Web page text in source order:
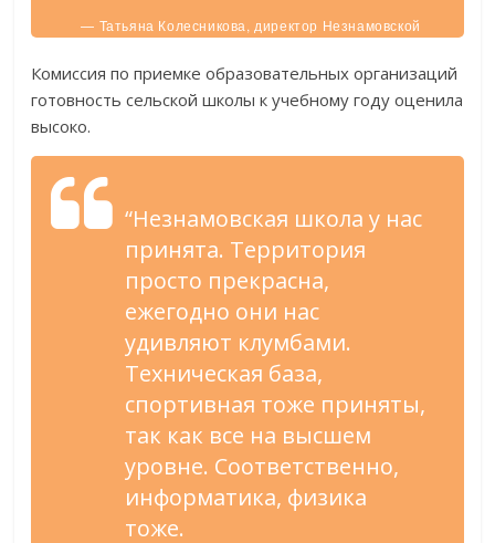
— Татьяна Колесникова, директор Незнамовской
школы.
Комиссия по приемке образовательных организаций
готовность сельской школы к учебному году оценила
высоко.
“Незнамовская школа у нас
принята. Территория
просто прекрасна,
ежегодно они нас
удивляют клумбами.
Техническая база,
спортивная тоже приняты,
так как все на высшем
уровне. Соответственно,
информатика, физика
тоже.